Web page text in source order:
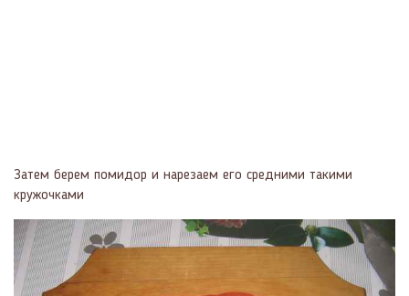
Затем берем помидор и нарезаем его средними такими
кружочками